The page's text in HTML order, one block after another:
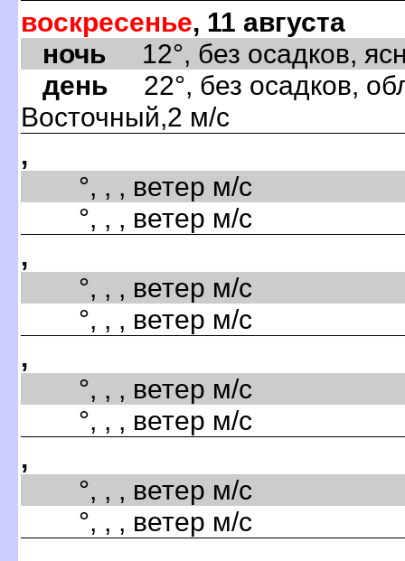
воскресенье, 11 августа
ночь 12°, без осадков,
день 22°, без осадков,
Восточный,2 м/с
,
°, , , ветер м/с
°, , , ветер м/с
,
°, , , ветер м/с
°, , , ветер м/с
,
°, , , ветер м/с
°, , , ветер м/с
,
°, , , ветер м/с
°, , , ветер м/с